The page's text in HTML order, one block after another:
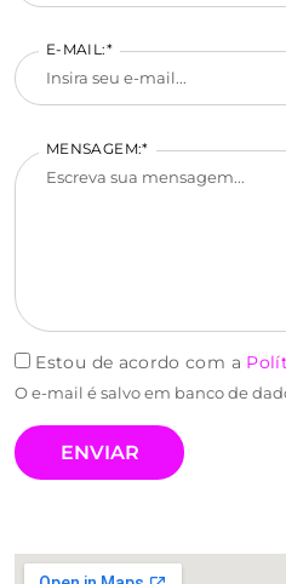
E-MAIL:*
MENSAGEM:*
Estou de acordo com a
O e-mail é salvo em banco de